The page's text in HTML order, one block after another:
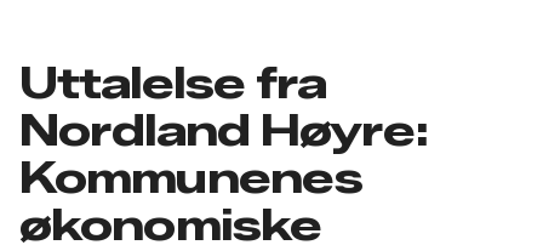
Uttalelse fra
Nordland Høyre:
Kommunenes
økonomiske